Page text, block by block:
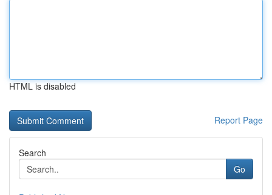
HTML is disabled
Report Page
Search
Go